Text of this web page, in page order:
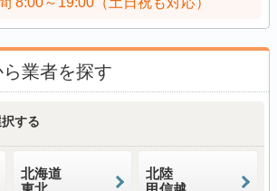
業者を探す
する
北海道
北陸